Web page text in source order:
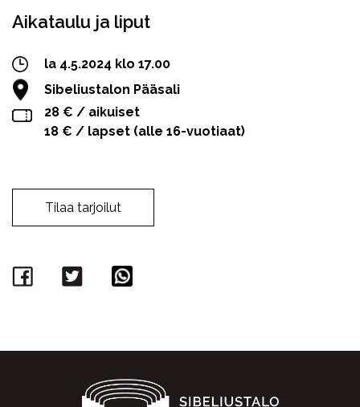
Aikataulu ja liput
la 4.5.2024 klo 17.00
Sibeliustalon Pääsali
28 € / aikuiset
18 € / lapset (alle 16-vuotiaat)
Tilaa tarjoilut
Facebook
Twitter